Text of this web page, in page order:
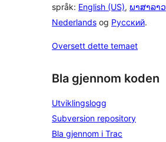
språk: English (US), ພາສາລາວ
Nederlands og Русский.
Oversett dette temaet
Bla gjennom koden
Utviklingslogg
Subversion repository
Bla gjennom i Trac